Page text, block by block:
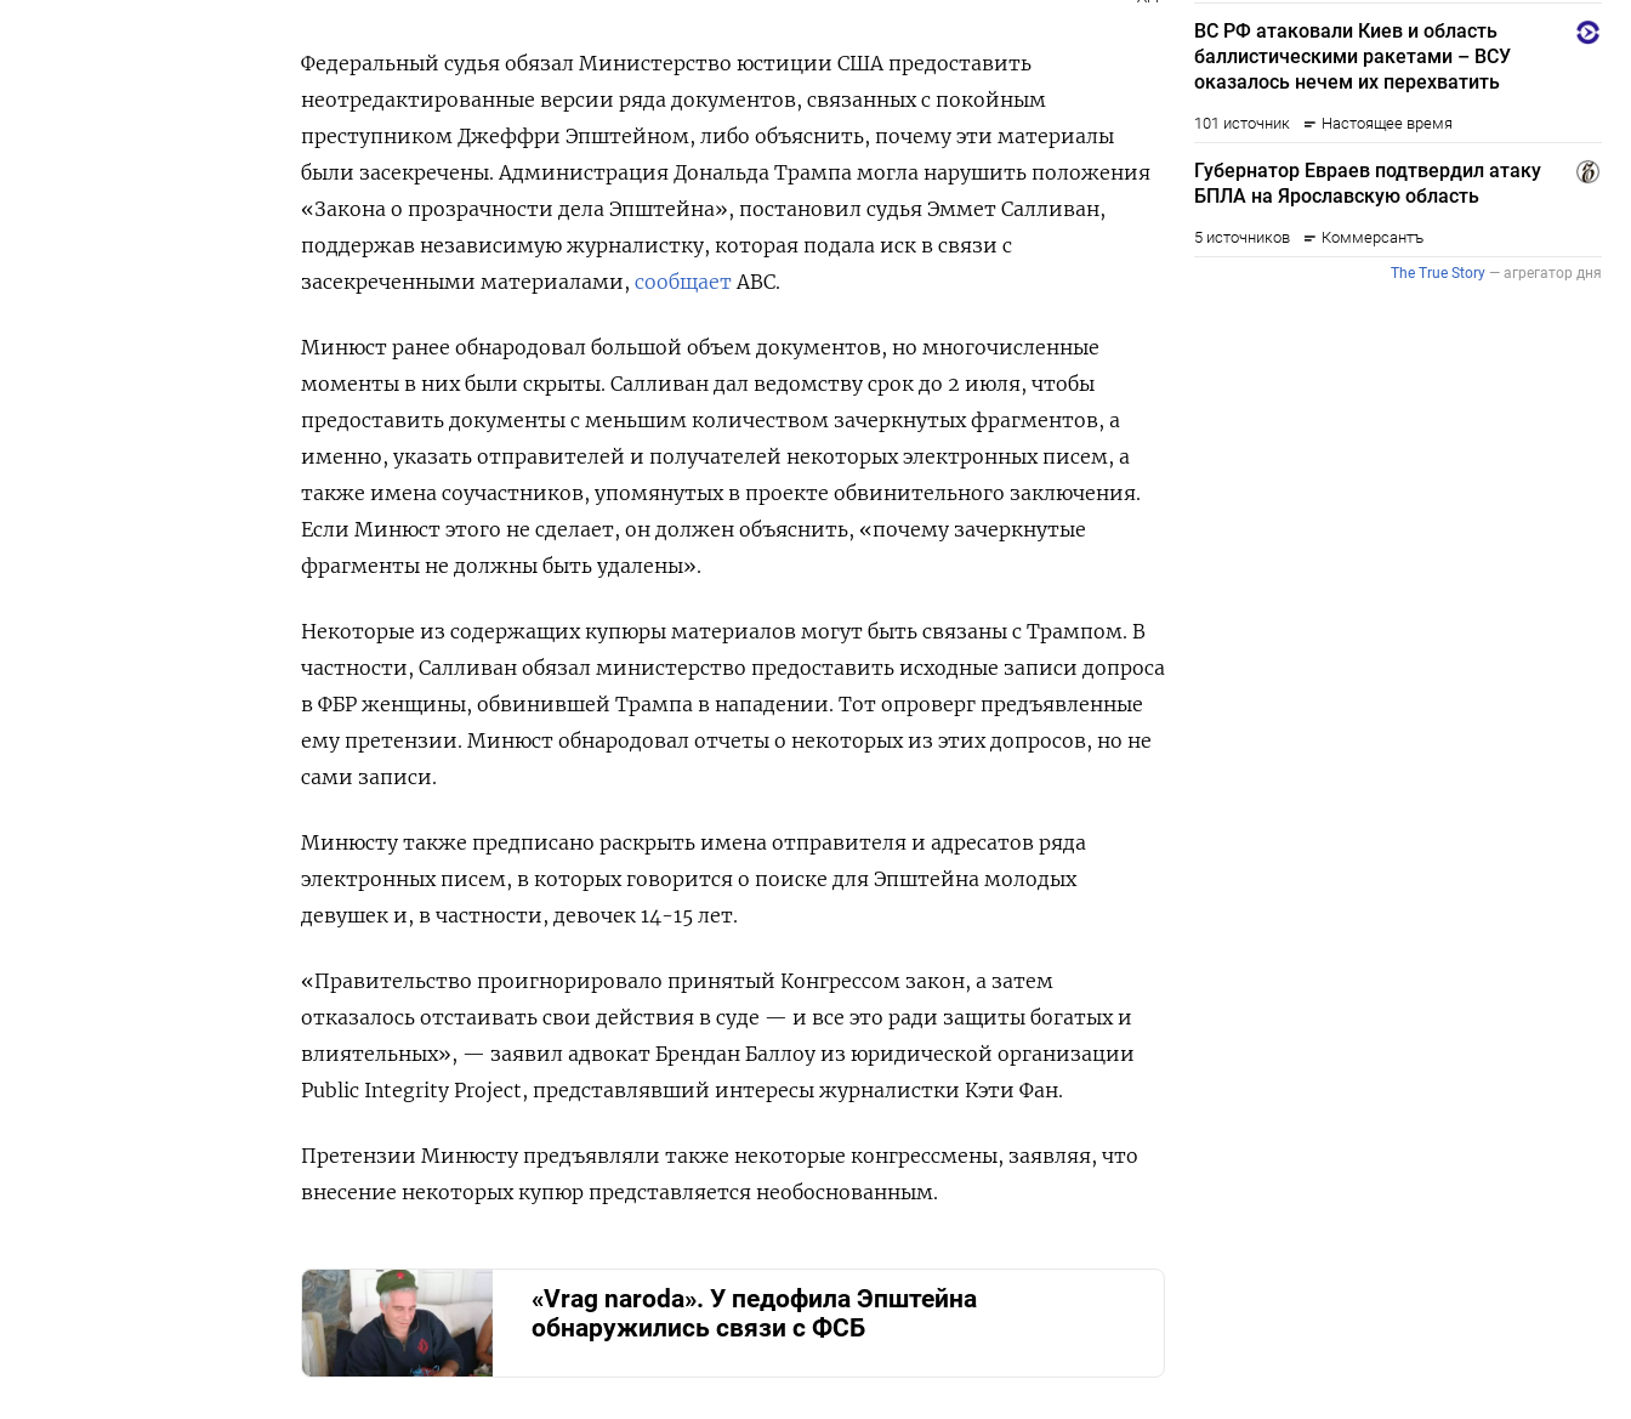
Федеральный судья обязал Министерство юстиции США предоставить
неотредактированные версии ряда документов, связанных с покойным
преступником Джеффри Эпштейном, либо объяснить, почему эти материалы
были засекречены. Администрация Дональда Трампа могла нарушить положения
«Закона о прозрачности дела Эпштейна», постановил судья Эммет Салливан,
поддержав независимую журналистку, которая подала иск в связи с
засекреченными материалами, сообщает ABC.
Минюст ранее обнародовал большой объем документов, но многочисленные
моменты в них были скрыты. Салливан дал ведомству срок до 2 июля, чтобы
предоставить документы с меньшим количеством зачеркнутых фрагментов, а
именно, указать отправителей и получателей некоторых электронных писем, а
также имена соучастников, упомянутых в проекте обвинительного заключения.
Если Минюст этого не сделает, он должен объяснить, «почему зачеркнутые
фрагменты не должны быть удалены».
Некоторые из содержащих купюры материалов могут быть связаны с Трампом. В
частности, Салливан обязал министерство предоставить исходные записи допроса
в ФБР женщины, обвинившей Трампа в нападении. Тот опроверг предъявленные
ему претензии. Минюст обнародовал отчеты о некоторых из этих допросов, но не
сами записи.
Минюсту также предписано раскрыть имена отправителя и адресатов ряда
электронных писем, в которых говорится о поиске для Эпштейна молодых
девушек и, в частности, девочек 14-15 лет.
«Правительство проигнорировало принятый Конгрессом закон, а затем
отказалось отстаивать свои действия в суде — и все это ради защиты богатых и
влиятельных», — заявил адвокат Брендан Баллоу из юридической организации
Public Integrity Project, представлявший интересы журналистки Кэти Фан.
Претензии Минюсту предъявляли также некоторые конгрессмены, заявляя, что
внесение некоторых купюр представляется необоснованным.
«Vrag naroda». У педофила Эпштейна
обнаружились связи с ФСБ